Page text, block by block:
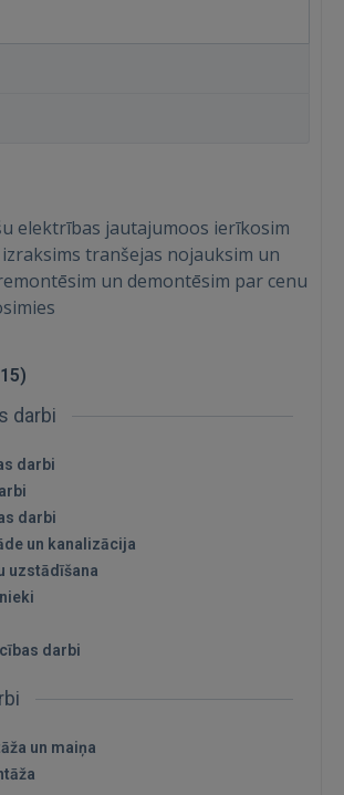
elektrības jautajumoos ierīkosim
tranšejas nojauksim un
un demontēsim par cenu
)
darbi
darbi
darbi
un kanalizācija
uzstādīšana
darbi
un maiņa